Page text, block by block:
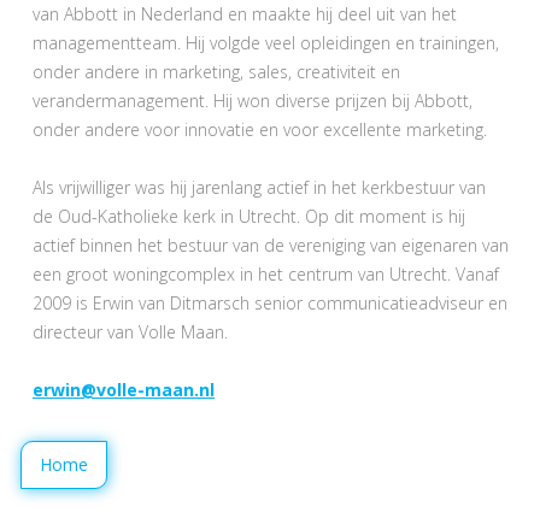
van Abbott in Nederland en maakte hij deel uit van het
managementteam. Hij volgde veel opleidingen en trainingen,
onder andere in marketing, sales, creativiteit en
verandermanagement. Hij won diverse prijzen bij Abbott,
onder andere voor innovatie en voor excellente marketing.
Als vrijwilliger was hij jarenlang actief in het kerkbestuur van
de Oud-Katholieke kerk in Utrecht. Op dit moment is hij
actief binnen het bestuur van de vereniging van eigenaren van
een groot woningcomplex in het centrum van Utrecht. Vanaf
2009 is Erwin van Ditmarsch senior communicatieadviseur en
directeur van Volle Maan.
erwin@volle-maan.nl
Home